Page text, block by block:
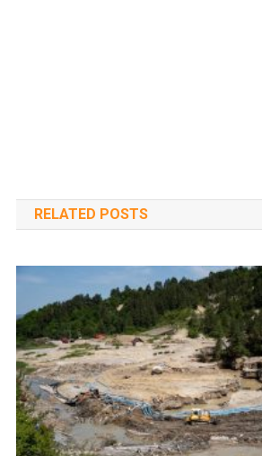
RELATED POSTS